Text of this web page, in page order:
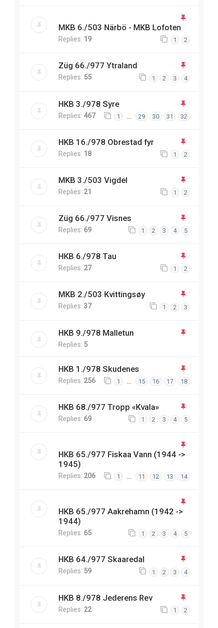
MKB 6./503 Närbö - MKB Lofoten
Replies: 19 1 2
Züg 66./977 Ytraland
Replies: 55 1 2 3 4
HKB 3./978 Syre
Replies: 467 1 29 30 31 32
HKB 16./978 Obrestad fyr
Replies: 18 1 2
MKB 3./503 Vigdel
Replies: 21 1 2
Züg 66./977 Visnes
Replies: 69 1 2 3 4 5
HKB 6./978 Tau
Replies: 27 1 2
MKB 2./503 Kvittingsøy
Replies: 37 1 2 3
HKB 9./978 Malletun
Replies: 5
HKB 1./978 Skudenes
Replies: 256 1 15 16 17 18
HKB 68./977 Tropp «Kvala»
Replies: 69 1 2 3 4 5
HKB 65./977 Fiskaa Vann (1944 ->
1945)
Replies: 206 1 … 11 12 13 14
HKB 65./977 Aakrehamn (1942 ->
1944)
Replies: 65 1 2 3 4 5
HKB 64./977 Skaaredal
Replies: 59 1 2 3 4
HKB 8./978 Jederens Rev
Replies: 22 1 2